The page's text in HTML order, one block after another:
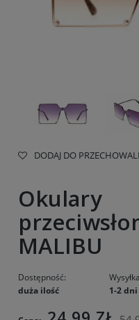
DODAJ DO
Okulary
MALIBU
Dostępność:
duża ilość
1-2